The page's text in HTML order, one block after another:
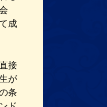
成
接
が
条